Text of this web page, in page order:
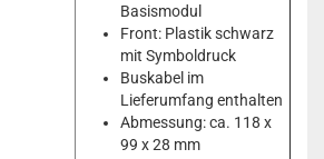
Basismodul
Front: Plastik schwarz
mit Symboldruck
Buskabel im
Lieferumfang enthalten
Abmessung: ca. 118 x
99 x 28 mm